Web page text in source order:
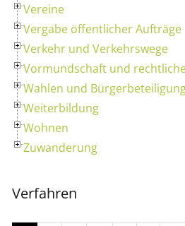
Vereine
Vergabe öffentlicher Aufträge
Verkehr und Verkehrswege
Vormundschaft und
Wahlen und
Weiterbildung
Wohnen
Zuwanderung
Verfahren